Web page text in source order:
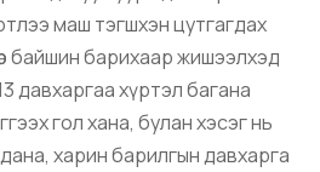
маш тэгшхэн цутгагдах
байшин барихаар жишээлхэд
давхаргаа хүртэл багана
гол хана, булан хэсэг нь
харин барилгын давхарга